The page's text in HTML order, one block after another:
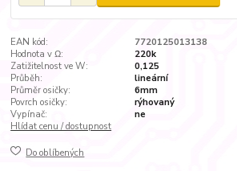
EAN kód:
7720125013138
Hodnota v Ω:
220k
Zatižitelnost ve W:
0,125
Průběh:
lineární
Průměr osičky:
6mm
Povrch osičky:
rýhovaný
Vypínač:
ne
Hlídat cenu / dostupnost
Do oblíbených